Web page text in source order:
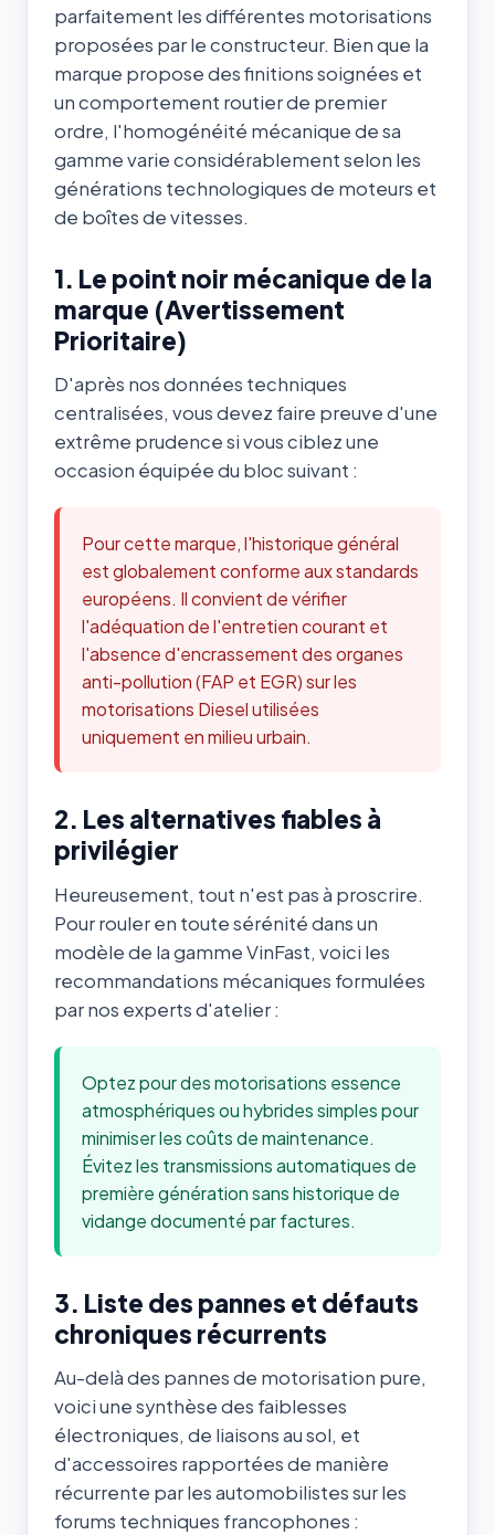
parfaitement les différentes motorisations
proposées par le constructeur. Bien que la
marque propose des finitions soignées et
un comportement routier de premier
ordre, l'homogénéité mécanique de sa
gamme varie considérablement selon les
générations technologiques de moteurs et
de boîtes de vitesses.
1. Le point noir mécanique de la
marque (Avertissement
Prioritaire)
D'après nos données techniques
centralisées, vous devez faire preuve d'une
extrême prudence si vous ciblez une
occasion équipée du bloc suivant :
Pour cette marque, l'historique général
est globalement conforme aux standards
européens. Il convient de vérifier
l'adéquation de l'entretien courant et
l'absence d'encrassement des organes
anti-pollution (FAP et EGR) sur les
motorisations Diesel utilisées
uniquement en milieu urbain.
2. Les alternatives fiables à
privilégier
Heureusement, tout n'est pas à proscrire.
Pour rouler en toute sérénité dans un
modèle de la gamme VinFast, voici les
recommandations mécaniques formulées
par nos experts d'atelier :
Optez pour des motorisations essence
atmosphériques ou hybrides simples pour
minimiser les coûts de maintenance.
Évitez les transmissions automatiques de
première génération sans historique de
vidange documenté par factures.
3. Liste des pannes et défauts
chroniques récurrents
Au-delà des pannes de motorisation pure,
voici une synthèse des faiblesses
électroniques, de liaisons au sol, et
d'accessoires rapportées de manière
récurrente par les automobilistes sur les
forums techniques francophones :